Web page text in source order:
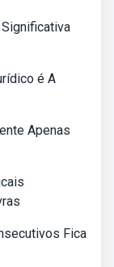
é A
Apenas
Fica